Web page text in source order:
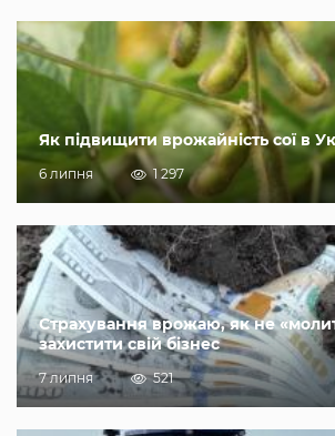
Як підвищити врожайність сої в
6 липня 1 297
Страхування врожаю, як не
захистити свій бізнес
7 липня 521